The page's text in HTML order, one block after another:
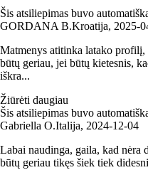
Šis atsiliepimas buvo
GORDANA B.Kroatija,
Matmenys atitinka latako
būtų geriau, jei būtų kietesnis,
iškra...
Žiūrėti daugiau
Šis atsiliepimas buvo
Gabriella O.Italija, 2024‑12‑04
Labai naudinga, gaila, kad nėra
būtų geriau tikęs šiek tiek